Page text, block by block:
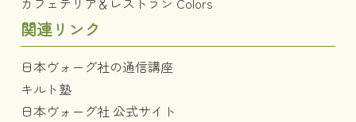
関連リンク
日本ヴォーグ社の通信講座
キルト塾
日本ヴォーグ社 公式サイト